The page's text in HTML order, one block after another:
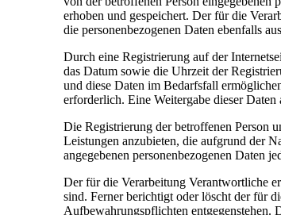
erhoben und gespeichert. Der für die
die personenbezogenen Daten ebenfalls
Durch eine Registrierung auf der
das Datum sowie die Uhrzeit der
und diese Daten im Bedarfsfall
erforderlich. Eine Weitergabe dieser
Die Registrierung der betroffenen Person
Leistungen anzubieten, die aufgrund der
angegebenen personenbezogenen Daten
Der für die Verarbeitung Verantwortliche
sind. Ferner berichtigt oder löscht der für
Aufbewahrungspflichten entgegenstehen.